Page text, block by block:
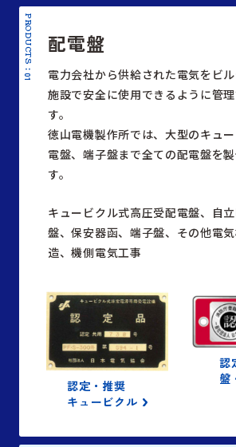
PRODUCTS :
01
配電盤
電力会社から供給された電気をビ
施設で安全に使用できるように管
す。
徳山電機製作所では、大型のキュ
電盤、端子盤まで全ての配電盤を
す。
キュービクル式高圧受配電盤、自
盤、保安器函、端子盤、その他電
造、機側電気工事
認定・推奨
キュービクル
認
盤